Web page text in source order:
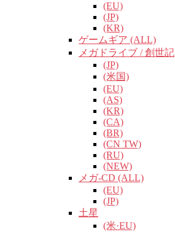
(EU)
(JP)
(KR)
ゲームギア (ALL)
メガドライブ / 創世記
(JP)
(米国)
(EU)
(AS)
(KR)
(CA)
(BR)
(CN TW)
(RU)
(NEW)
メガ-CD (ALL)
(EU)
(JP)
土星
(米·EU)